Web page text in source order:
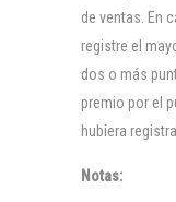
de ventas. En
registre el
dos o más
premio por el
hubiera
Notas: